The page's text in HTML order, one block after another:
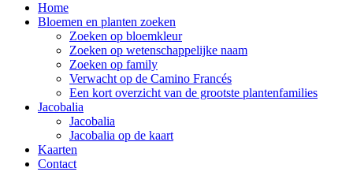
Home
Bloemen en planten zoeken
Zoeken op bloemkleur
Zoeken op wetenschappelijke naam
Zoeken op family
Verwacht op de Camino Francés
Een kort overzicht van de grootste plantenfamilies
Jacobalia
Jacobalia
Jacobalia op de kaart
Kaarten
Contact